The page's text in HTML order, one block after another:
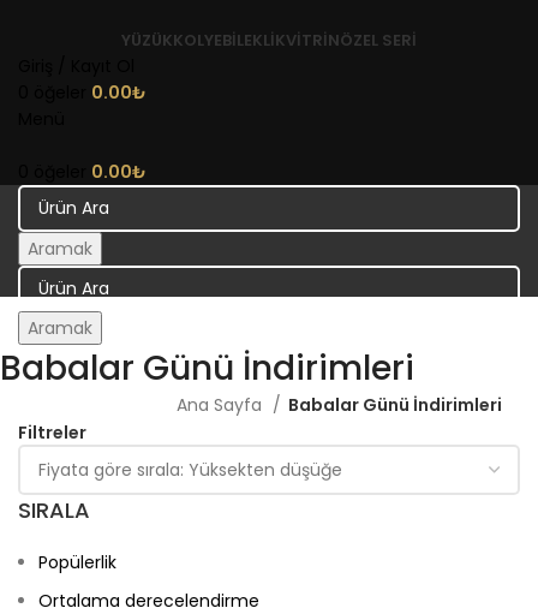
YÜZÜKKOLYEBILEKLIKVITRINÖZEL SERI
0.00₺
0.00₺
Aramak
Aramak
Babalar Günü İndirimleri
Ana Sayfa
Babalar Günü İndirimleri
Filtreler
SIRALA
Popülerlik
Ortalama derecelendirme